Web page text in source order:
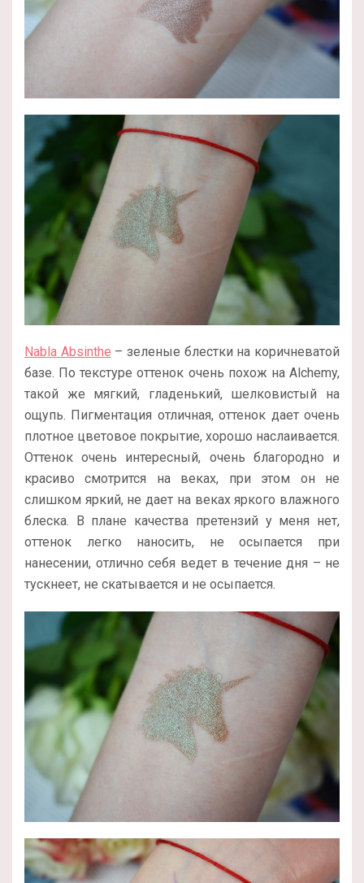
Nabla Absinthe – зеленые блестки на коричневатой
базе. По текстуре оттенок очень похож на Alchemy,
такой же мягкий, гладенький, шелковистый на
ощупь. Пигментация отличная, оттенок дает очень
плотное цветовое покрытие, хорошо наслаивается.
Оттенок очень интересный, очень благородно и
красиво смотрится на веках, при этом он не
слишком яркий, не дает на веках яркого влажного
блеска. В плане качества претензий у меня нет,
оттенок легко наносить, не осыпается при
нанесении, отлично себя ведет в течение дня – не
тускнеет, не скатывается и не осыпается.